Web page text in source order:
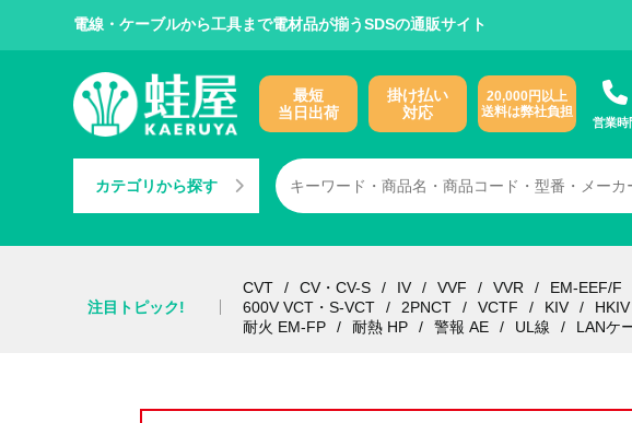
電線・ケーブルから工具まで電材品が揃うSDSの通販サイト
最短
当日出荷
掛け払い
対応
20,000円以上
送料は弊社負担
営業時
カテゴリから探す
注目トピック!
CVT CV・CV-S IV VVF VVR EM-EEF/F
600V VCT・S-VCT
2PNCT VCTF KIV HKIV
耐火 EM-FP
耐熱 HP 警報 AE UL線 LANケ